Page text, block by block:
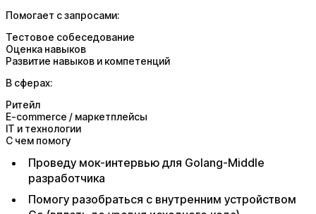
Помогает с запросами:
Тестовое собеседование
Оценка навыков
Развитие навыков и компетенций
В сферах:
Ритейл
E-commerce / маркетплейсы
IT и технологии
С чем помогу
Проведу мок-интервью для Golang-Middle
разработчика
Помогу разобраться с внутренним устройством